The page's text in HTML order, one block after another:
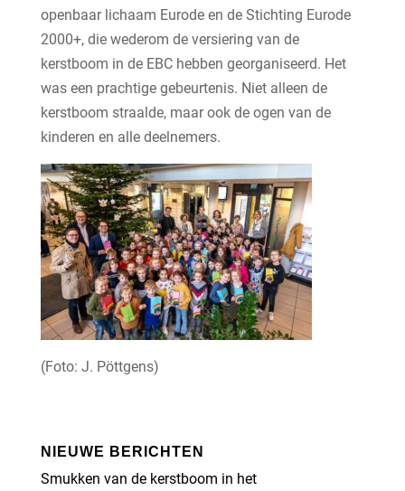
openbaar lichaam Eurode en de Stichting Eurode
2000+, die wederom de versiering van de
kerstboom in de EBC hebben georganiseerd. Het
was een prachtige gebeurtenis. Niet alleen de
kerstboom straalde, maar ook de ogen van de
kinderen en alle deelnemers.
(Foto: J. Pöttgens)
NIEUWE BERICHTEN
Smukken van de kerstboom in het